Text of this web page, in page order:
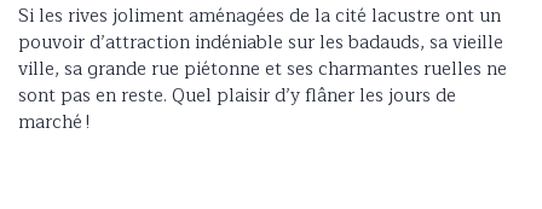
Si les rives joliment aménagées de la cité lacustre ont un
pouvoir d’attraction indéniable sur les badauds, sa vieille
ville, sa grande rue piétonne et ses charmantes ruelles ne
sont pas en reste. Quel plaisir d’y flâner les jours de
marché !